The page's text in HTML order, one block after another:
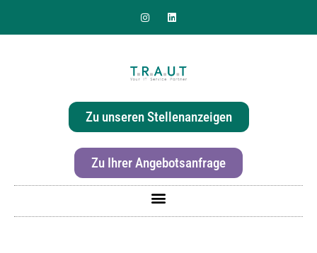
Zu unseren Stellenanzeigen
Zu Ihrer Angebotsanfrage
Sie suchen nach einer
effizienten & hochwertigen
Druckerlösung für Ihr Büro?